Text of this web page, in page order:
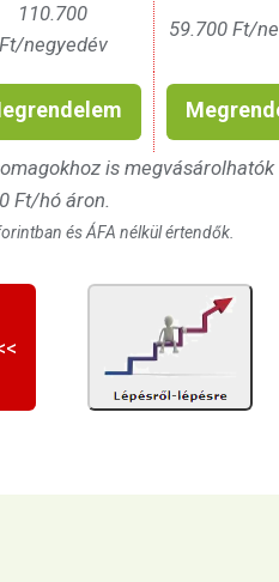
110.700
Ft/negyedév
59.700 Ft/
is megvásárolhatók
Ft/hó áron.
és ÁFA nélkül értendők.